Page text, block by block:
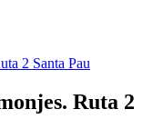
2 Santa Pau
Ruta 2